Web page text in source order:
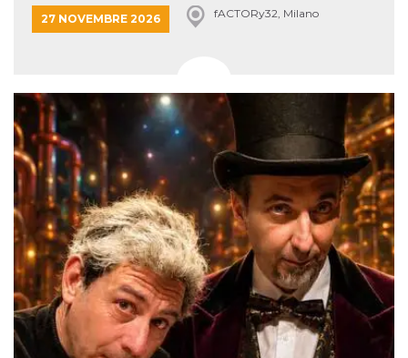
27 NOVEMBRE 2026 fACTORy32, Milano